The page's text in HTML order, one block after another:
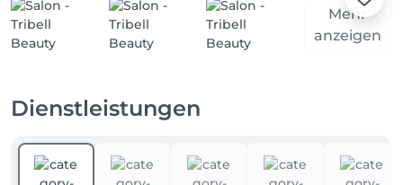
Mehr
anzeigen
Dienstleistungen